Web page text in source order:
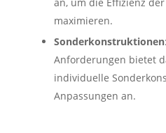
maximieren.
Sonderkonstruktionen
Anforderungen bietet
individuelle
Anpassungen an.